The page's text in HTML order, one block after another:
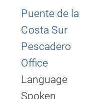
Puente de la
Costa Sur
Pescadero
Office
Language
Spoken